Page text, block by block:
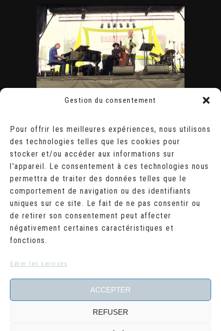
Gestion du consentement
Pour offrir les meilleures expériences, nous utilisons
des technologies telles que les cookies pour
stocker et/ou accéder aux informations sur
l'appareil. Le consentement à ces technologies nous
permettra de traiter des données telles que le
comportement de navigation ou des identifiants
uniques sur ce site. Le fait de ne pas consentir ou
de retirer son consentement peut affecter
négativement certaines caractéristiques et
fonctions.
Gérer les services
ACCEPTER
REFUSER
ÉVÈNEMENTS
AOÛT 2026
L M M J V S
D
1
2
3
4 5 6 7 8
9
10 11 12 13 14 15
16
17
18 19 20 21 22 23
24
25 26 27 28 29 30
« Juil
RECHERCHER
Search